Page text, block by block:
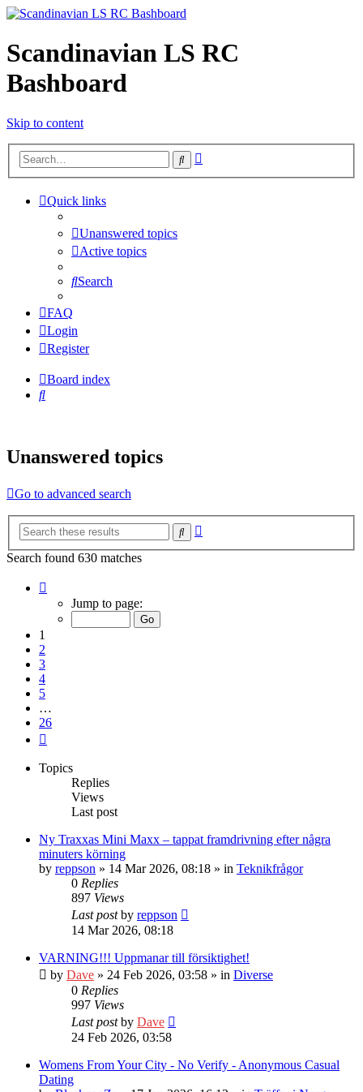
Scandinavian LS RC
Bashboard
Skip to content
Search
Quick links
Unanswered topics
Active topics
Search
FAQ
Login
Register
Board index
Search
Unanswered topics
Go to advanced search
Search
Search found 630 matches
Jump to page:
1
2
3
4
5
…
26
Topics
Replies
Views
Last post
Ny Traxxas Mini Maxx – tappat framdrivning efter några
minuters körning
by reppson » 14 Mar 2026, 08:18 » in Teknikfrågor
0 Replies
897 Views
Last postby reppson
14 Mar 2026, 08:18
VARNING!!! Uppmanar till försiktighet!
by Dave » 24 Feb 2026, 03:58 » in Diverse
0 Replies
997 Views
Last postby Dave
24 Feb 2026, 03:58
Womens From Your City - No Verify - Anonymous Casual
Dating